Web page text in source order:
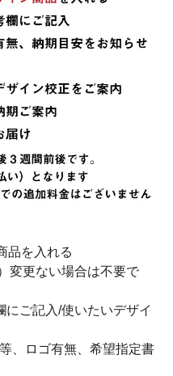
品を入れる
変更ない場合は不要で
ご記入/使いたいデザイ
、ロゴ有無、希望指定書